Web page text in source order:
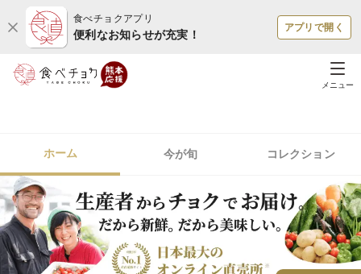
食べチョクアプリ
便利なお知らせが充実！
アプリで開く
メニュー
ホーム 今が旬 コレクション